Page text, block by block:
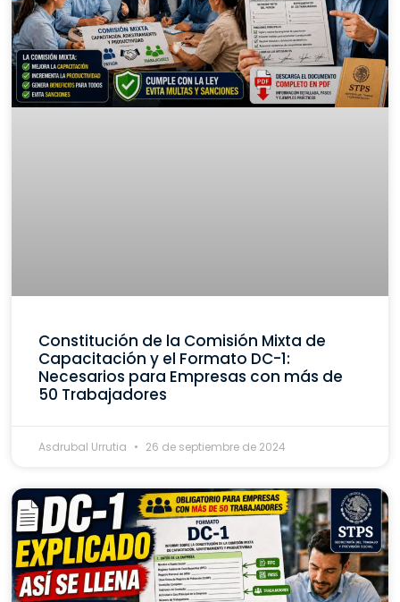
Constitución de la Comisión Mixta de
Capacitación y el Formato DC-1:
Necesarios para Empresas con más de
50 Trabajadores
Asdrubal Urrutia 26 de septiembre de 2024